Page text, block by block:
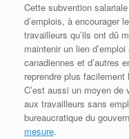
Cette subvention
d’emplois, à encourager
travailleurs qu’ils ont dû
maintenir un lien
canadiennes et d’autres
reprendre plus
C’est aussi un moyen
aux travailleurs sans
bureaucratique du
mesure.